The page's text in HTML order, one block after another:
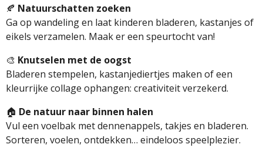
🍂 Natuurschatten zoeken
Ga op wandeling en laat kinderen bladeren, kastanjes of
eikels verzamelen. Maak er een speurtocht van!
🎨 Knutselen met de oogst
Bladeren stempelen, kastanjediertjes maken of een
kleurrijke collage ophangen: creativiteit verzekerd.
🏠 De natuur naar binnen halen
Vul een voelbak met dennenappels, takjes en bladeren.
Sorteren, voelen, ontdekken… eindeloos speelplezier.